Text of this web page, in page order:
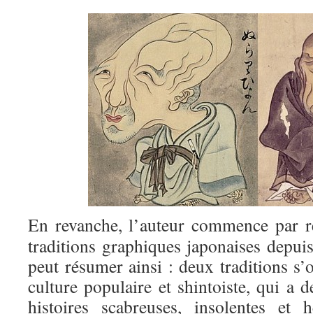
En revanche, l’auteur commence par
traditions graphiques japonaises
peut résumer ainsi : deux traditions
culture populaire et shintoiste, qui a
histoires scabreuses, insolentes et